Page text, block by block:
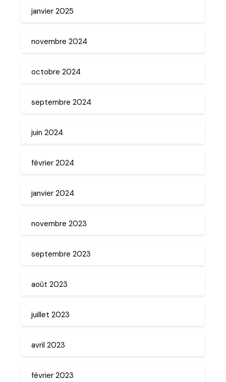
janvier 2025
novembre 2024
octobre 2024
septembre 2024
juin 2024
février 2024
janvier 2024
novembre 2023
septembre 2023
août 2023
juillet 2023
avril 2023
février 2023